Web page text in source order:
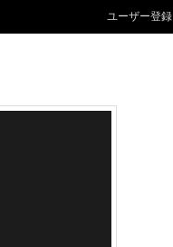
ユーザー登録